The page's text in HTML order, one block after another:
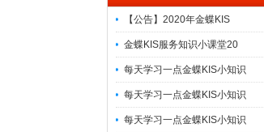
【公告】2020年金蝶KIS
金蝶KIS服务知识小课堂20
每天学习一点金蝶KIS小知识
每天学习一点金蝶KIS小知识
每天学习一点金蝶KIS小知识